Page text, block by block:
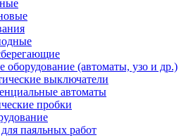
оборудование (автоматы, узо и др.)
выключатели
автоматы
пробки
паяльных работ